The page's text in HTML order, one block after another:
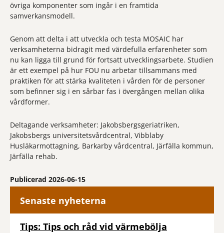
övriga komponenter som ingår i en framtida
samverkansmodell.
Genom att delta i att utveckla och testa MOSAIC har
verksamheterna bidragit med värdefulla erfarenheter som
nu kan ligga till grund för fortsatt utvecklingsarbete. Studien
är ett exempel på hur FOU nu arbetar tillsammans med
praktiken för att stärka kvaliteten i vården för de personer
som befinner sig i en sårbar fas i övergången mellan olika
vårdformer.
Deltagande verksamheter: Jakobsbergsgeriatriken,
Jakobsbergs universitetsvårdcentral, Vibblaby
Husläkarmottagning, Barkarby vårdcentral, Järfälla kommun,
Järfälla rehab.
Publicerad 2026-06-15
Senaste nyheterna
Tips: Tips och råd vid värmebölja